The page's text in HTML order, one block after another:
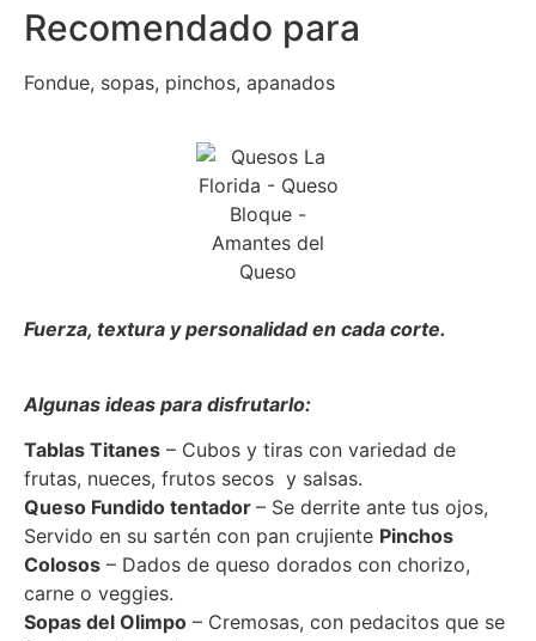
Recomendado para
Fondue, sopas, pinchos, apanados
Fuerza, textura y personalidad en cada corte.
Algunas ideas para disfrutarlo:
Tablas Titanes – Cubos y tiras con variedad de
frutas, nueces, frutos secos y salsas.
Queso Fundido tentador – Se derrite ante tus ojos,
Servido en su sartén con pan crujiente Pinchos
Colosos – Dados de queso dorados con chorizo,
carne o veggies.
Sopas del Olimpo – Cremosas, con pedacitos que se